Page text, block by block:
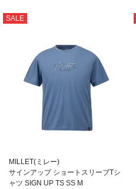
SALE
MILLET(ミレー)
サインアップ ショートスリーブTシ
ャツ SIGN UP TS SS M